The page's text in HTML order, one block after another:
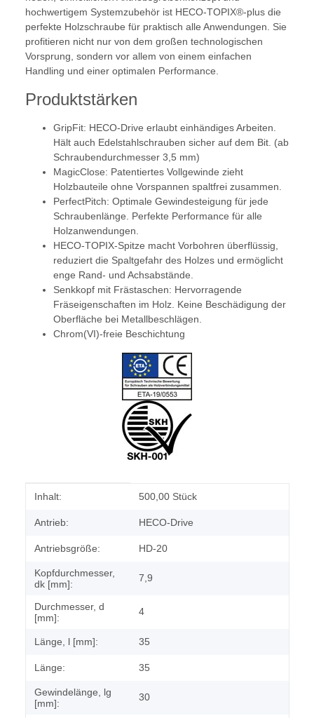
hochwertigem Systemzubehör ist HECO-TOPIX®-plus die
perfekte Holzschraube für praktisch alle Anwendungen. Sie
profitieren nicht nur von dem großen technologischen
Vorsprung, sondern vor allem von einem einfachen
Handling und einer optimalen Performance.
Produktstärken
GripFit: HECO-Drive erlaubt einhändiges Arbeiten.
Hält auch Edelstahlschrauben sicher auf dem Bit. (ab
Schraubendurchmesser 3,5 mm)
MagicClose: Patentiertes Vollgewinde zieht
Holzbauteile ohne Vorspannen spaltfrei zusammen.
PerfectPitch: Optimale Gewindesteigung für jede
Schraubenlänge. Perfekte Performance für alle
Holzanwendungen.
HECO-TOPIX-Spitze macht Vorbohren überflüssig,
reduziert die Spaltgefahr des Holzes und ermöglicht
enge Rand- und Achsabstände.
Senkkopf mit Frästaschen: Hervorragende
Fräseigenschaften im Holz. Keine Beschädigung der
Oberfläche bei Metallbeschlägen.
Chrom(VI)-freie Beschichtung
Produkteigenschaft
Wert
Inhalt: 500,00 Stück
Antrieb: HECO-Drive
Antriebsgröße: HD-20
Kopfdurchmesser,
dk [mm]:
7,9
Durchmesser, d
[mm]:
4
Länge, l [mm]: 35
Länge: 35
Gewindelänge, lg
[mm]:
30